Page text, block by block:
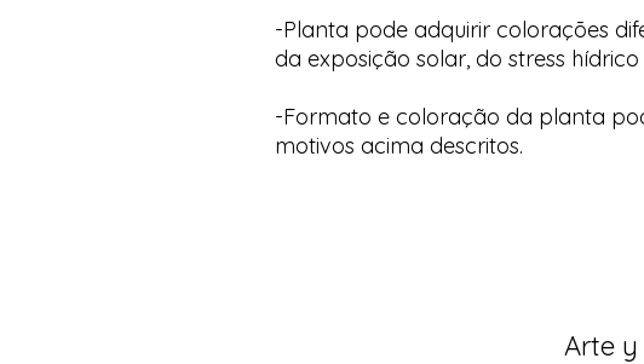
-Planta pode adquirir colorações
da exposição solar, do stress
-Formato e coloração da planta
motivos acima descritos.
Arte y